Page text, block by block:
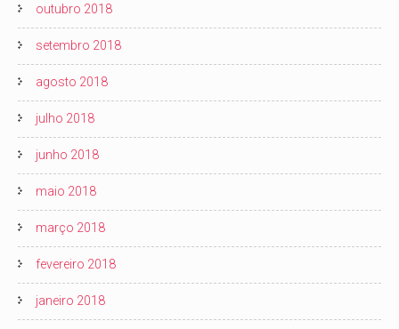
outubro 2018
setembro 2018
agosto 2018
julho 2018
junho 2018
maio 2018
março 2018
fevereiro 2018
janeiro 2018